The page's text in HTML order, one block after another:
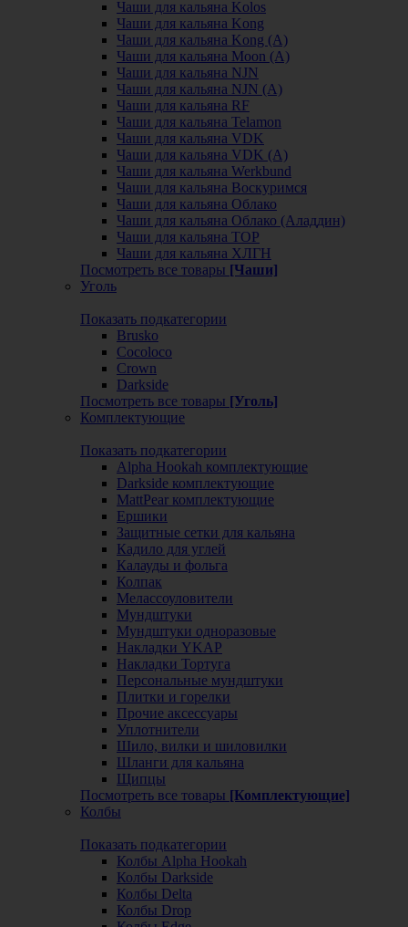
Чаши для кальяна Kolos
Чаши для кальяна Kong
Чаши для кальяна Kong (A)
Чаши для кальяна Moon (А)
Чаши для кальяна NJN
Чаши для кальяна NJN (А)
Чаши для кальяна RF
Чаши для кальяна Telamon
Чаши для кальяна VDK
Чаши для кальяна VDK (А)
Чаши для кальяна Werkbund
Чаши для кальяна Воскуримся
Чаши для кальяна Облако
Чаши для кальяна Облако (Аладдин)
Чаши для кальяна ТОР
Чаши для кальяна ХЛГН
Посмотреть все товары [Чаши]
Уголь
Показать подкатегории
Brusko
Cocoloco
Crown
Darkside
Посмотреть все товары [Уголь]
Комплектующие
Показать подкатегории
Alpha Hookah комплектующие
Darkside комплектующие
MattPear комплектующие
Ершики
Защитные сетки для кальяна
Кадило для углей
Калауды и фольга
Колпак
Мелассоуловители
Мундштуки
Мундштуки одноразовые
Накладки YKAP
Накладки Тортуга
Персональные мундштуки
Плитки и горелки
Прочие аксессуары
Уплотнители
Шило, вилки и шиловилки
Шланги для кальяна
Щипцы
Посмотреть все товары [Комплектующие]
Колбы
Показать подкатегории
Колбы Alpha Hookah
Колбы Darkside
Колбы Delta
Колбы Drop